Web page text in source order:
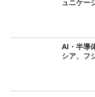
ュニケー
AI・半導
シア、フ